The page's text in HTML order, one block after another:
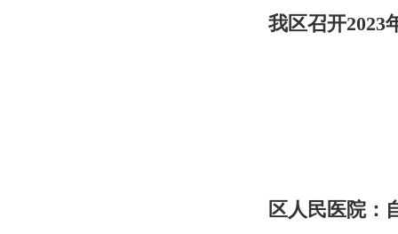
我区召开2023
区人民医院：